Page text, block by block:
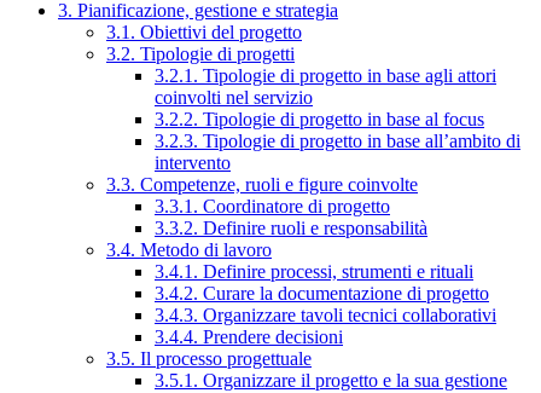
3. Pianificazione, gestione e strategia
3.1. Obiettivi del progetto
3.2. Tipologie di progetti
3.2.1. Tipologie di progetto in base agli attori
coinvolti nel servizio
3.2.2. Tipologie di progetto in base al focus
3.2.3. Tipologie di progetto in base all’ambito di
intervento
3.3. Competenze, ruoli e figure coinvolte
3.3.1. Coordinatore di progetto
3.3.2. Definire ruoli e responsabilità
3.4. Metodo di lavoro
3.4.1. Definire processi, strumenti e rituali
3.4.2. Curare la documentazione di progetto
3.4.3. Organizzare tavoli tecnici collaborativi
3.4.4. Prendere decisioni
3.5. Il processo progettuale
3.5.1. Organizzare il progetto e la sua gestione